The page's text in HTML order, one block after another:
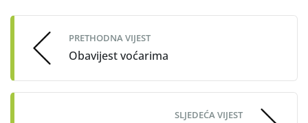
navigation
PRETHODNA VIJEST
Obavijest voćarima
SLJEDEĆA VIJEST